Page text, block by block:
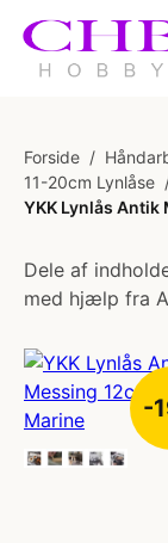
Forside /
11-20cm Lynlåse
YKK Lynlås Antik
Dele af
med hjælp fra
-